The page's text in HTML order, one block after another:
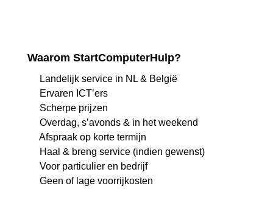
Waarom StartComputerHulp?
Landelijk service in NL & België
Ervaren ICT’ers
Scherpe prijzen
Overdag, s’avonds & in het weekend
Afspraak op korte termijn
Haal & breng service (indien gewenst)
Voor particulier en bedrijf
Geen of lage voorrijkosten